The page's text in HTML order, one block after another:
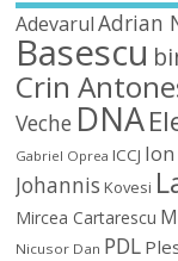
Adevarul Adrian
Basescu
Crin
Veche DNA
Gabriel Oprea ICCJ
Johannis Kovesi
Mircea Cartarescu
Nicusor Dan PDL